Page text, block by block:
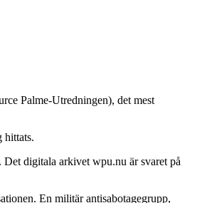
Palme-Utredningen), det mest
hittats.
Det digitala arkivet wpu.nu är svaret på
En militär antisabotagegrupp,